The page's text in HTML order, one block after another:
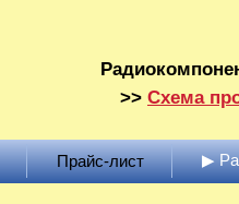
>> Схема
Прайс-лист ▶